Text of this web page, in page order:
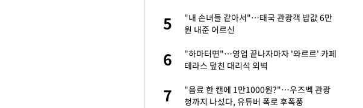
5
"내 손녀들 같아서"…태국 관광객 밥값 6만
원 내준 어르신
6
"하마터면"…영업 끝나자마자 '와르르' 카페
테라스 덮친 대리석 외벽
7
"음료 한 캔에 1만1000원?"…우즈벡 관광
청까지 나섰다, 유튜버 폭로 후폭풍